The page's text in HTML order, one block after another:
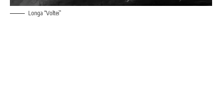
Longa “Voltei”